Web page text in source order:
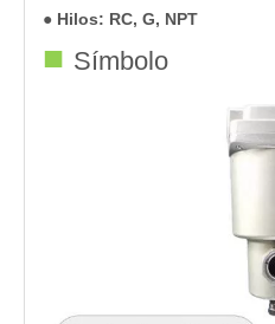
● Hilos: RC, G, NPT
■ Símbolo